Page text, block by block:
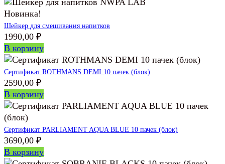
Новинка!
Шейкер для смешивания напитков
1990,00 ₽
В корзину
Сертификат ROTHMANS DEMI 10 пачек (блок)
2590,00 ₽
В корзину
Сертификат PARLIAMENT AQUA BLUE 10 пачек (блок)
3690,00 ₽
В корзину